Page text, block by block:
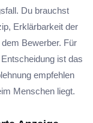
Du brauchst
Erklärbarkeit der
Bewerber. Für
ist das
empfehlen
Menschen liegt.